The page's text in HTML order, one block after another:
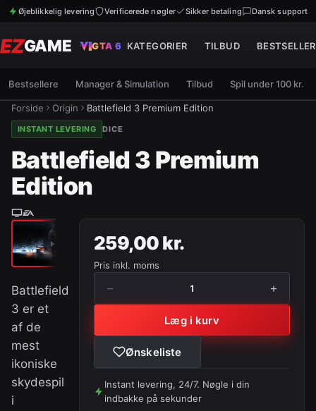
Øjeblikkelig levering Verificerede nøgler Sikker betaling Dansk support
EZGAME GTA 6 KATEGORIER TILBUD
Bestsellere Manager & Simulation Tilbud Spil under 100 kr.
Forside Origin Battlefield 3 Premium Edition
INSTANT LEVERING DICE
Battlefield 3 Premium
Edition
Battlefield
3 er et
af de
mest
ikoniske
skydespil
i
259,00 kr.
Pris inkl. moms
− 1 +
Læg i kurv
Ønskeliste
Instant levering, 24/7. Nøgle i din
indbakke på sekunder